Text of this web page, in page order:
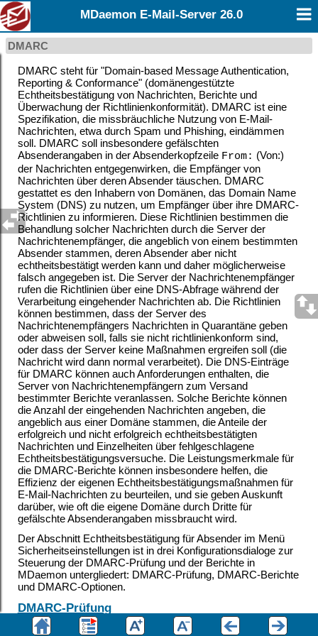
MDaemon E-Mail-Server 26.0
DMARC
DMARC steht für "Domain-based Message Authentication,
Reporting & Conformance" (domänengestützte
Echtheitsbestätigung von Nachrichten, Berichte und
Überwachung der Richtlinienkonformität). DMARC ist eine
Spezifikation, die missbräuchliche Nutzung von E-Mail-
Nachrichten, etwa durch Spam und Phishing, eindämmen
soll. DMARC soll insbesondere gefälschten
Absenderangaben in der Absenderkopfzeile From: (Von:)
der Nachrichten entgegenwirken, die Empfänger von
Nachrichten über deren Absender täuschen. DMARC
gestattet es den Inhabern von Domänen, das Domain Name
System (DNS) zu nutzen, um Empfänger über ihre DMARC-
Richtlinien zu informieren. Diese Richtlinien bestimmen die
Behandlung solcher Nachrichten durch die Server der
Nachrichtenempfänger, die angeblich von einem bestimmten
Absender stammen, deren Absender aber nicht
echtheitsbestätigt werden kann und daher möglicherweise
falsch angegeben ist. Die Server der Nachrichtenempfänger
rufen die Richtlinien über eine DNS-Abfrage während der
Verarbeitung eingehender Nachrichten ab. Die Richtlinien
können bestimmen, dass der Server des
Nachrichtenempfängers Nachrichten in Quarantäne geben
oder abweisen soll, falls sie nicht richtlinienkonform sind,
oder dass der Server keine Maßnahmen ergreifen soll (die
Nachricht wird dann normal verarbeitet). Die DNS-Einträge
für DMARC können auch Anforderungen enthalten, die
Server von Nachrichtenempfängern zum Versand
bestimmter Berichte veranlassen. Solche Berichte können
die Anzahl der eingehenden Nachrichten angeben, die
angeblich aus einer Domäne stammen, die Anteile der
erfolgreich und nicht erfolgreich echtheitsbestätigten
Nachrichten und Einzelheiten über fehlgeschlagene
Echtheitsbestätigungsversuche. Die Leistungsmerkmale für
die DMARC-Berichte können insbesondere helfen, die
Effizienz der eigenen Echtheitsbestätigungsmaßnahmen für
E-Mail-Nachrichten zu beurteilen, und sie geben Auskunft
darüber, wie oft die eigene Domäne durch Dritte für
gefälschte Absenderangaben missbraucht wird.
Der Abschnitt Echtheitsbestätigung für Absender im Menü
Sicherheitseinstellungen ist in drei Konfigurationsdialoge zur
Steuerung der DMARC-Prüfung und der Berichte in
MDaemon untergliedert: DMARC-Prüfung, DMARC-Berichte
und DMARC-Optionen.
DMARC-Prüfung
Während der DMARC-Prüfung fragt MDaemon die DMARC-